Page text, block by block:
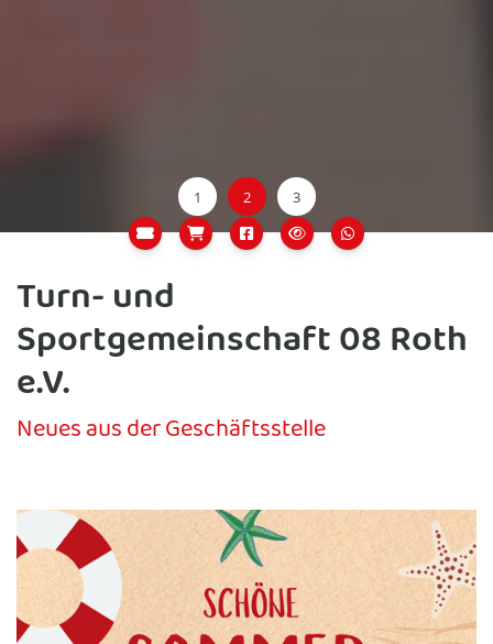
Turn- und
Sportgemeinschaft 08 Roth
e.V.
Neues aus der Geschäftsstelle